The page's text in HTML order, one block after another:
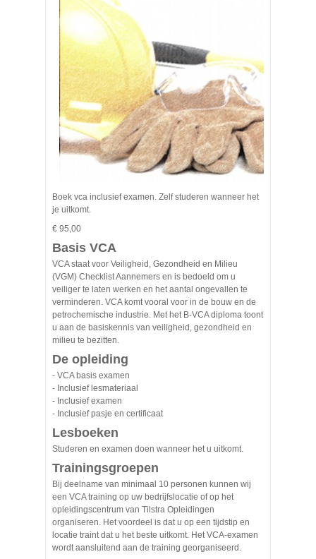
Boek vca inclusief examen. Zelf studeren wanneer het
je uitkomt.
€ 95,00
Basis VCA
VCA staat voor Veiligheid, Gezondheid en Milieu
(VGM) Checklist Aannemers en is bedoeld om u
veiliger te laten werken en het aantal ongevallen te
verminderen. VCA komt vooral voor in de bouw en de
petrochemische industrie. Met het B-VCA diploma toont
u aan de basiskennis van veiligheid, gezondheid en
milieu te bezitten.
De opleiding
- VCA basis examen
- Inclusief lesmateriaal
- Inclusief examen
- Inclusief pasje en certificaat
Lesboeken
Studeren en examen doen wanneer het u uitkomt.
Trainingsgroepen
Bij deelname van minimaal 10 personen kunnen wij
een VCA training op uw bedrijfslocatie of op het
opleidingscentrum van Tilstra Opleidingen
organiseren. Het voordeel is dat u op een tijdstip en
locatie traint dat u het beste uitkomt. Het VCA-examen
wordt aansluitend aan de training georganiseerd.